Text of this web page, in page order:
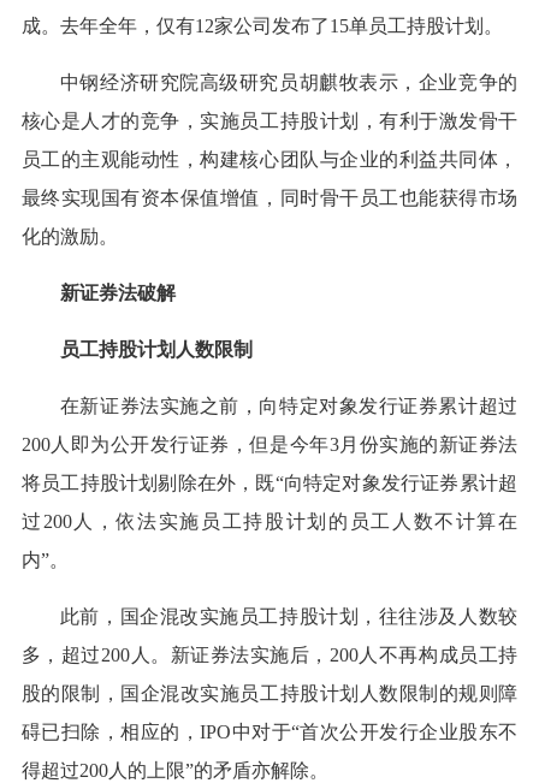
成。去年全年，仅有12家公司发布了15单员工持股计划。
中钢经济研究院高级研究员胡麒牧表示，企业竞争的
核心是人才的竞争，实施员工持股计划，有利于激发骨干
员工的主观能动性，构建核心团队与企业的利益共同体，
最终实现国有资本保值增值，同时骨干员工也能获得市场
化的激励。
新证券法破解
员工持股计划人数限制
在新证券法实施之前，向特定对象发行证券累计超过
200人即为公开发行证券，但是今年3月份实施的新证券法
将员工持股计划剔除在外，既“向特定对象发行证券累计超
过200人，依法实施员工持股计划的员工人数不计算在
内”。
此前，国企混改实施员工持股计划，往往涉及人数较
多，超过200人。新证券法实施后，200人不再构成员工持
股的限制，国企混改实施员工持股计划人数限制的规则障
碍已扫除，相应的，IPO中对于“首次公开发行企业股东不
得超过200人的上限”的矛盾亦解除。